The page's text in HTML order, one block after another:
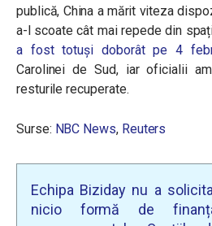
publică, China a mărit viteza
a-l scoate cât mai repede din
a fost totuși doborât pe 4
Carolinei de Sud, iar oficialii
resturile recuperate.
Surse: NBC News, Reuters
Echipa Biziday nu a
nicio formă de